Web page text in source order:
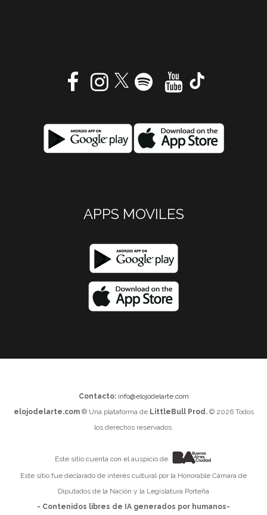
APPS MOVILES
Contacto: info@elojodelarte.com
elojodelarte.com® Una plataforma de LittleBull Prod.© 2026 Todos
los derechos reservados.
Este sitio cuenta con el auspicio de
Este sitio fue declarado de interés cultural por la Honorable Cámara de
Diputados de la Nación y la Legislatura Porteña
- Contenidos libres de IA generados por humanos-